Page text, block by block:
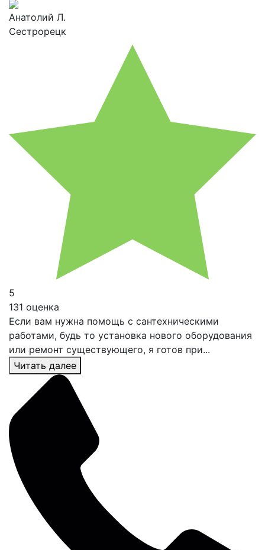
Анатолий Л.
Сестрорецк
5
131 оценка
Если вам нужна помощь с сантехническими
работами, будь то установка нового оборудования
или ремонт существующего, я готов при...
Читать далее